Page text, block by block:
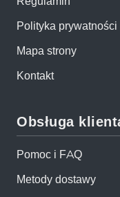
Polityka prywatności
Mapa strony
Kontakt
Obsługa
Pomoc i FAQ
Metody dostawy